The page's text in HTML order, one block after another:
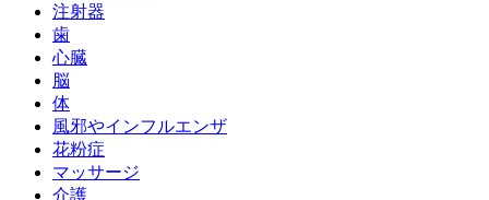
注射器
歯
心臓
脳
体
風邪やインフルエンザ
花粉症
マッサージ
介護